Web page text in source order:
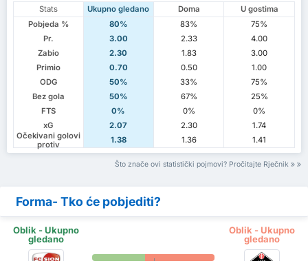
Stats Ukupno gledano Doma
U gostima
Pobjeda %
80% 83%
75%
Pr.
3.00 2.33
4.00
Zabio
2.30 1.83
3.00
Primio
0.70 0.50
1.00
ODG
50% 33%
75%
Bez gola
50% 67%
25%
FTS
0% 0%
0%
xG
2.07 2.30
1.74
Očekivani golovi
protiv
1.38 1.36 1.41
Što znače ovi statistički pojmovi? Pročitajte Rječnik
Forma- Tko će pobjediti?
Oblik - Ukupno
gledano
Oblik - Ukupno
gledano